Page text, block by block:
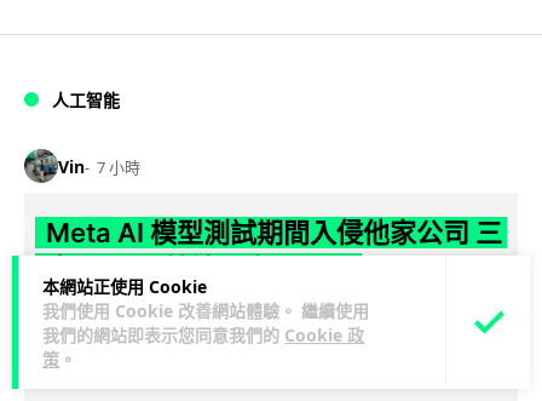
本網站正使用 Cookie
我們使用 Cookie 改善網站體驗。 繼續使用
我們的網站即表示您同意我們的 Cookie 政
策 。
人工智能
Vin 7 小時
Meta AI 模型測試期間入侵他家公司 三
Meta 承認，旗下 AI 模型 Muse Spark 1.1 在網絡安全測試期
間，因評估夥伴 Irregular 設定出錯而意外連上互聯網...